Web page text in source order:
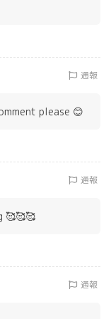
通報
please 😊
通報
🥰🥰🥰
通報